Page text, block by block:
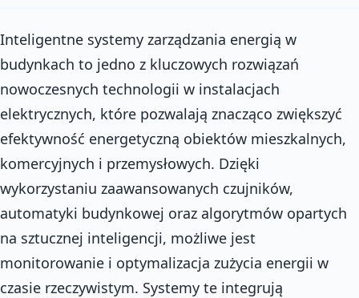
Inteligentne systemy zarządzania energią w
budynkach to jedno z kluczowych rozwiązań
nowoczesnych technologii w instalacjach
elektrycznych, które pozwalają znacząco zwiększyć
efektywność energetyczną obiektów mieszkalnych,
komercyjnych i przemysłowych. Dzięki
wykorzystaniu zaawansowanych czujników,
automatyki budynkowej oraz algorytmów opartych
na sztucznej inteligencji, możliwe jest
monitorowanie i optymalizacja zużycia energii w
czasie rzeczywistym. Systemy te integrują